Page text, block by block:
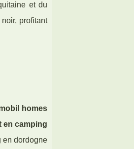
et du
profitant
homes
en camping
en dordogne